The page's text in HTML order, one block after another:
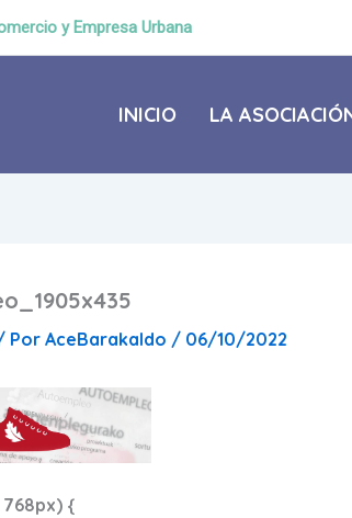
y Empresa Urbana
INICIO LA
Por AceBarakaldo / 06/10/2022
{